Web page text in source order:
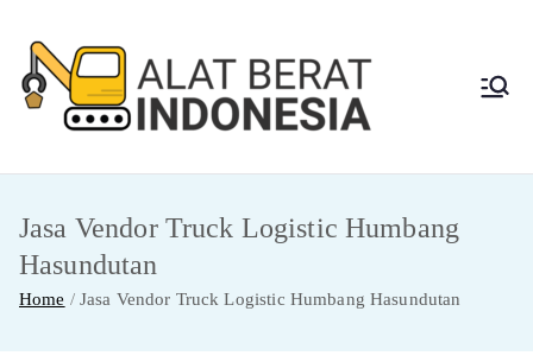
content
Berat
Indon
esia
Jasa Sewa Alat
Jasa Vendor Truck Logistic Humbang
Hasundutan
Home Jasa Vendor Truck Logistic Humbang Hasundutan